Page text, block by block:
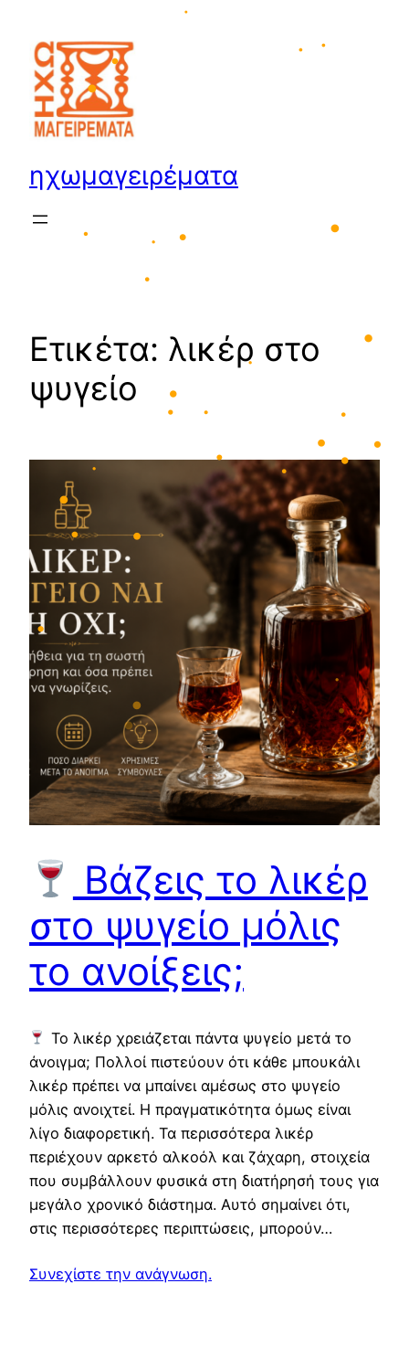
•
•
•
•
•
•
•
•
• •
•
•
•
•
•
•
περιεχόμενο
ηχωμαγειρέματα
Ετικέτα: λικέρ στο
ψυγείο
Βάζεις το λικέρ
στο ψυγείο μόλις
το ανοίξεις;
Το λικέρ χρειάζεται πάντα ψυγείο μετά το
άνοιγμα; Πολλοί πιστεύουν ότι κάθε μπουκάλι
λικέρ πρέπει να μπαίνει αμέσως στο ψυγείο
μόλις ανοιχτεί. Η πραγματικότητα όμως είναι
λίγο διαφορετική. Τα περισσότερα λικέρ
περιέχουν αρκετό αλκοόλ και ζάχαρη, στοιχεία
που συμβάλλουν φυσικά στη διατήρησή τους για
μεγάλο χρονικό διάστημα. Αυτό σημαίνει ότι,
στις περισσότερες περιπτώσεις, μπορούν…
Συνεχίστε την ανάγνωση.